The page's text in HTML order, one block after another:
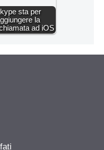
sta per
la
ad iOS